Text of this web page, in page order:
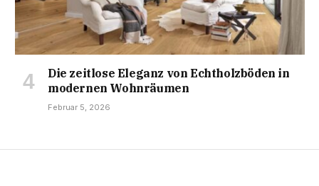
Die zeitlose Eleganz von Echtholzböden in
modernen Wohnräumen
Februar 5, 2026